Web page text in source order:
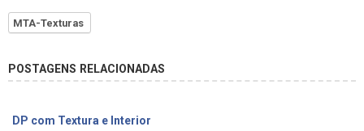
MTA-Texturas
POSTAGENS RELACIONADAS
DP com Textura e Interior